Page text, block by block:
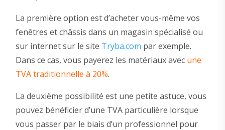
La première option est d’acheter vous-même vos
fenêtres et châssis dans un magasin spécialisé ou
sur internet sur le site Tryba.com par exemple.
Dans ce cas, vous payerez les matériaux avec une
TVA traditionnelle à 20%.
La deuxième possibilité est une petite astuce, vous
pouvez bénéficier d’une TVA particulière lorsque
vous passer par le biais d’un professionnel pour